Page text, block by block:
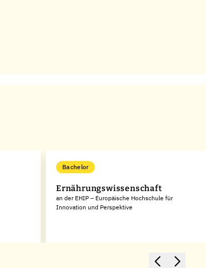
Bachelor
Ernährungswissenschaft
an der EHIP – Europäische Hochschule für
Innovation und Perspektive